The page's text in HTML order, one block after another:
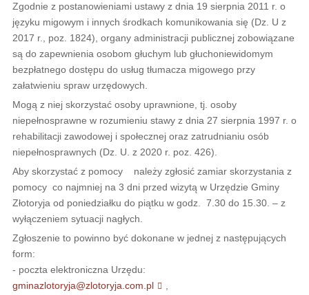
Zgodnie z postanowieniami ustawy z dnia 19 sierpnia 2011 r. o
języku migowym i innych środkach komunikowania się (Dz. U z
2017 r., poz. 1824), organy administracji publicznej zobowiązane
są do zapewnienia osobom głuchym lub głuchoniewidomym
bezpłatnego dostępu do usług tłumacza migowego przy
załatwieniu spraw urzędowych.
Mogą z niej skorzystać osoby uprawnione, tj. osoby
niepełnosprawne w rozumieniu stawy z dnia 27 sierpnia 1997 r. o
rehabilitacji zawodowej i społecznej oraz zatrudnianiu osób
niepełnosprawnych (Dz. U. z 2020 r. poz. 426).
Aby skorzystać z pomocy należy zgłosić zamiar skorzystania z
pomocy co najmniej na 3 dni przed wizytą w Urzędzie Gminy
Złotoryja od poniedziałku do piątku w godz. 7.30 do 15.30. – z
wyłączeniem sytuacji nagłych.
Zgłoszenie to powinno być dokonane w jednej z następujących
form:
- poczta elektroniczna Urzędu:
gminazlotoryja@zlotoryja.com.pl